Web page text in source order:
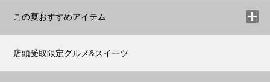
この夏おすすめアイテム
店頭受取限定グルメ&スイーツ